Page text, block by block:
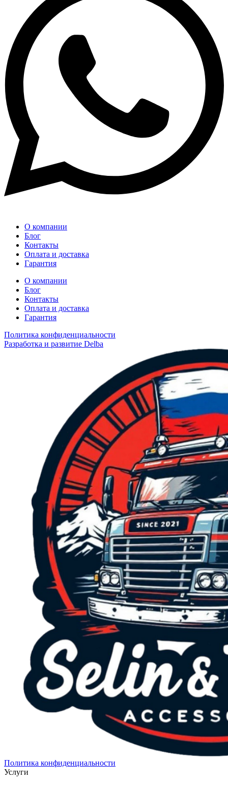
О компании
Блог
Контакты
Оплата и доставка
Гарантия
О компании
Блог
Контакты
Оплата и доставка
Гарантия
Политика конфиденциальности
Разработка и развитие Delba
Политика конфиденциальности
Услуги